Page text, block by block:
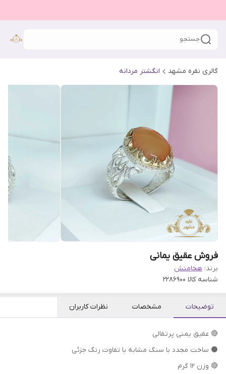
جستجو
گالری نقره مشهد انگشتر مردانه
فروش عقیق یمانی
برند: هخامنش
شناسه کالا 2286900
توضیحات مشخصات نظرات کاربران
🔴 عقیق یمنی پرتقالی
⚫ ساخت مجدد با سنگ مشابه با تفاوت رنگ جزئی
🔴 وزن ۱۲ گرم